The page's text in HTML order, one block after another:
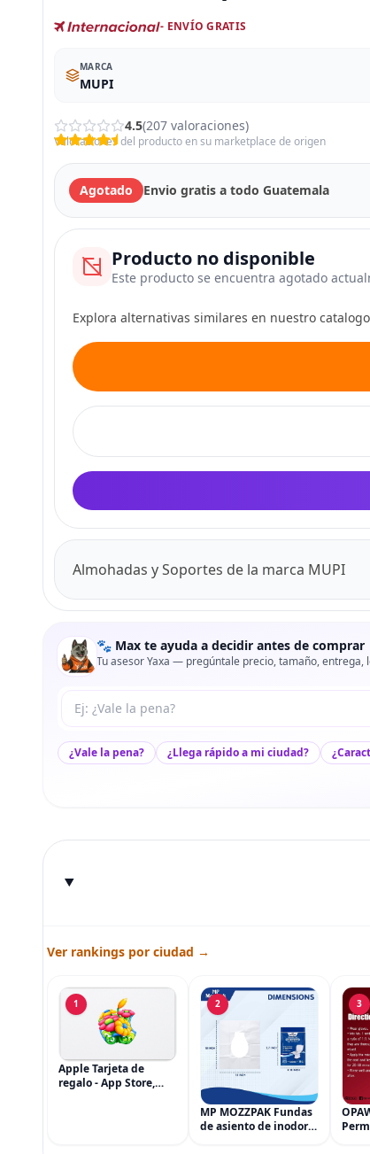
- ENVÍO GRATIS
MARCA
MUPI
4.5(207 valoraciones)
Valoraciones del producto en su marketplace de origen
Agotado Envio gratis a todo Guatemala
Producto no disponible
Este producto se encuentra agotado
Explora alternativas similares en nuestro
Almohadas y Soportes de la marca MUPI
🐾 Max te ayuda a decidir antes de comprar
Tu asesor Yaxa — pregúntale precio, tamaño, entrega,
Tu pregunta a Max
¿Vale la pena? ¿Llega rápido a mi ciudad?
Ver rankings por ciudad →
1
Apple Tarjeta de
regalo - App Store,
2
MP MOZZPAK Fundas
de asiento de inodoro
3